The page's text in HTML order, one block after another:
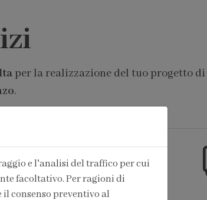
per la realizzazione del tuo progetto di
.
e l'analisi del traffico per cui
facoltativo. Per ragioni di
consenso preventivo al